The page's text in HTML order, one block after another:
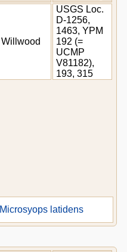
Willwood
USGS Loc.
D-1256,
1463, YPM
192 (=
UCMP
V81182),
193, 315
Microsyops latidens